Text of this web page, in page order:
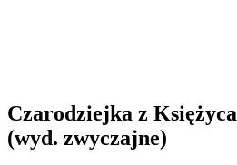
Czarodziejka z
(wyd. zwyczajne)